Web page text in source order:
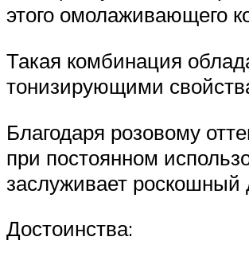
этого омолаживающего
Такая комбинация
тонизирующими
Благодаря розовому
при постоянном
заслуживает роскошный
Достоинства: